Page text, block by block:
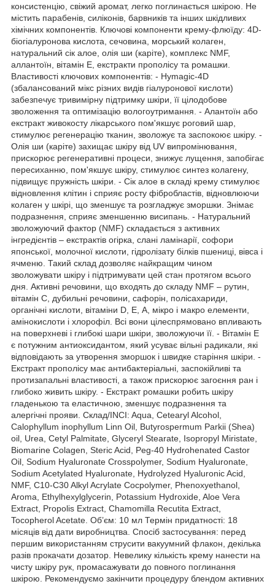
консистенцію, свіжий аромат, легко поглинається шкірою. Не
містить парабенів, силіконів, барвників та інших шкідливих
хімічних компонентів. Ключові компоненти крему-флюїду: 4D-
біогіалуронова кислота, сечовина, морський колаген,
натуральний сік алое, олія ши (каріте), комплекс NMF,
аллантоїн, вітамін Е, екстракти прополісу та ромашки.
Властивості ключових компонентів: - Hymagic-4D
(збалансований мікс різних видів гіалуронової кислоти)
забезпечує тривимірну підтримку шкіри, її цілодобове
зволоження та оптимізацію вологоутримання. - Алантоїн або
екстракт живокосту лікарського пом'якшує роговий шар,
стимулює регенерацію тканин, зволожує та заспокоює шкіру. -
Олія ши (каріте) захищає шкіру від UV випромінювання,
прискорює регенеративні процеси, знижує лущення, запобігає
пересиханню, пом'якшує шкіру, стимулює синтез колагену,
підвищує пружність шкіри. - Сік алое в складі крему стимулює
відновлення клітин і сприяє росту фібробластів, відновлюючи
колаген у шкірі, що зменшує та розгладжує зморшки. Знімає
подразнення, сприяє зменшенню висипань. - Натуральний
зволожуючий фактор (NMF) складається з активних
інгредієнтів – екстрактів огірка, слані ламінарії, софори
японської, молочної кислоти, гідролізату білків пшениці, вівса і
ячменю. Такий склад дозволяє найкращим чином
зволожувати шкіру і підтримувати цей стан протягом всього
дня. Активні речовини, що входять до складу NMF – рутин,
вітамін С, дубильні речовини, сафорін, полісахариди,
органічні кислоти, вітаміни D, E, А, мікро і макро елементи,
амінокислоти і хлорофіл. Всі вони цілеспрямовано впливають
на поверхневі і глибокі шари шкіри, зволожуючи її. - Вітамін Е
є потужним антиоксидантом, який усуває вільні радикали, які
відповідають за утворення зморшок і швидке старіння шкіри. -
Екстракт прополісу має антибактеріальні, заспокійливі та
протизапальні властивості, а також прискорює загоєння ран і
глибоко живить шкіру. - Екстракт ромашки робить шкіру
гладенькою та еластичною, зменшує подразнення та
алергічні прояви. Склад/INCI: Aqua, Cetearyl Alcohol,
Calophyllum inophyllum Linn Oil, Butyrospermum Parkii (Shea)
oil, Urea, Cetyl Palmitate, Glyceryl Stearate, Isopropyl Miristate,
Biomarine Colagen, Steric Acid, Peg-40 Hydrohenated Castor
Oil, Sodium Hyaluronate Crosspolymer, Sodium Hyaluronate,
Sodium Acetylated Hyaluronate, Hydrolyzed Hyaluronic Acid,
NMF, C10-C30 Alkyl Acrylate Cocpolymer, Phenoxyethanol,
Aroma, Ethylhexylglycerin, Potassium Hydroxide, Aloe Vera
Extract, Propolis Extract, Chamomilla Recutita Extract,
Tocopherol Acetate. Об’єм: 10 мл Термін придатності: 18
місяців від дати виробництва. Спосіб застосування: перед
першим використанням струсити вакуумний флакон, декілька
разів прокачати дозатор. Невелику кількість крему нанести на
чисту шкіру рук, промасажувати до повного поглинання
шкірою. Рекомендуємо закінчити процедуру блендом активних